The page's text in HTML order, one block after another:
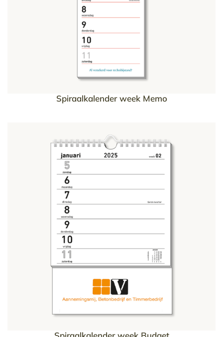
Spiraalkalender week Memo